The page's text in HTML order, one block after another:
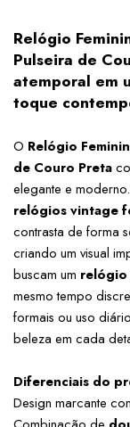
Relógio
Pulseira de
atemporal em
toque
O Relógio
de Couro Preta
relógios vintage
contrasta de forma
criando um visual
buscam um relógio
mesmo tempo
formais ou uso
beleza em cada
Diferenciais do
Design marcante